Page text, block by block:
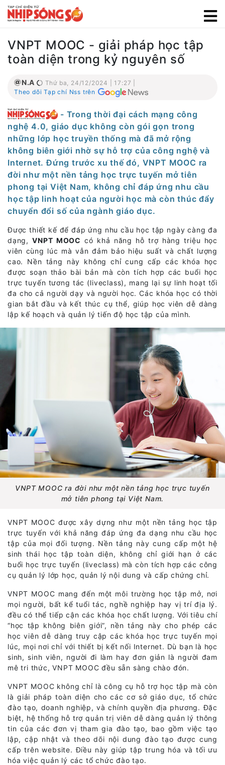
VNPT MOOC - giải pháp học tập
toàn diện trong kỷ nguyên số
N.A
Thứ ba, 24/12/2024 | 17:27 |
Theo dõi Tạp chí Nss trên
- Trong thời đại cách mạng công
nghệ 4.0, giáo dục không còn gói gọn trong
những lớp học truyền thống mà đã mở rộng
không biên giới nhờ sự hỗ trợ của công nghệ và
Internet. Đứng trước xu thế đó, VNPT MOOC ra
đời như một nền tảng học trực tuyến mở tiên
phong tại Việt Nam, không chỉ đáp ứng nhu cầu
học tập linh hoạt của người học mà còn thúc đẩy
chuyển đổi số của ngành giáo dục.
Được thiết kế để đáp ứng nhu cầu học tập ngày càng đa
dạng,VNPT MOOC có khả năng hỗ trợ hàng triệu học
viên cùng lúc mà vẫn đảm bảo hiệu suất và chất lượng
cao. Nền tảng này không chỉ cung cấp các khóa học
được soạn thảo bài bản mà còn tích hợp các buổi học
trực tuyến tương tác (liveclass), mang lại sự linh hoạt tối
đa cho cả người dạy và người học. Các khóa học có thời
gian bắt đầu và kết thúc cụ thể, giúp học viên dễ dàng
lập kế hoạch và quản lý tiến độ học tập của mình.
VNPT MOOC ra đời như một nền tảng học trực tuyến
mở tiên phong tại Việt Nam.
VNPT MOOC được xây dựng như một nền tảng học tập
trực tuyến với khả năng đáp ứng đa dạng nhu cầu học
tập của mọi đối tượng. Nền tảng này cung cấp một hệ
sinh thái học tập toàn diện, không chỉ giới hạn ở các
buổi học trực tuyến (liveclass) mà còn tích hợp các công
cụ quản lý lớp học, quản lý nội dung và cấp chứng chỉ.
VNPT MOOC mang đến một môi trường học tập mở, nơi
mọi người, bất kể tuổi tác, nghề nghiệp hay vị trí địa lý.
đều có thể tiếp cận các khóa học chất lượng. Với tiêu chí
“học tập không biên giới”, nền tảng này cho phép các
học viên dễ dàng truy cập các khóa học trực tuyến mọi
lúc, mọi nơi chỉ với thiết bị kết nối Internet. Dù bạn là học
sinh, sinh viên, người đi làm hay đơn giản là người đam
mê tri thức, VNPT MOOC đều sẵn sàng chào đón.
VNPT MOOC không chỉ là công cụ hỗ trợ học tập mà còn
là giải pháp toàn diện cho các cơ sở giáo dục, tổ chức
đào tạo, doanh nghiệp, và chính quyền địa phương. Đặc
biệt, hệ thống hỗ trợ quản trị viên dễ dàng quản lý thông
tin của các đơn vị tham gia đào tạo, bao gồm việc tạo
lập, cập nhật và theo dõi nội dung đào tạo được cung
cấp trên website. Điều này giúp tập trung hóa và tối ưu
hóa việc quản lý các tổ chức đào tạo.